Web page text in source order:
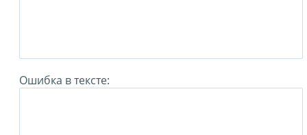
Ошибка в тексте: